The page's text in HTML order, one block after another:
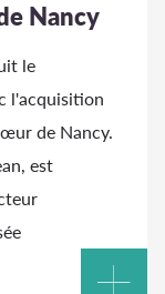
Nancy
le
l'acquisition
de Nancy.
est